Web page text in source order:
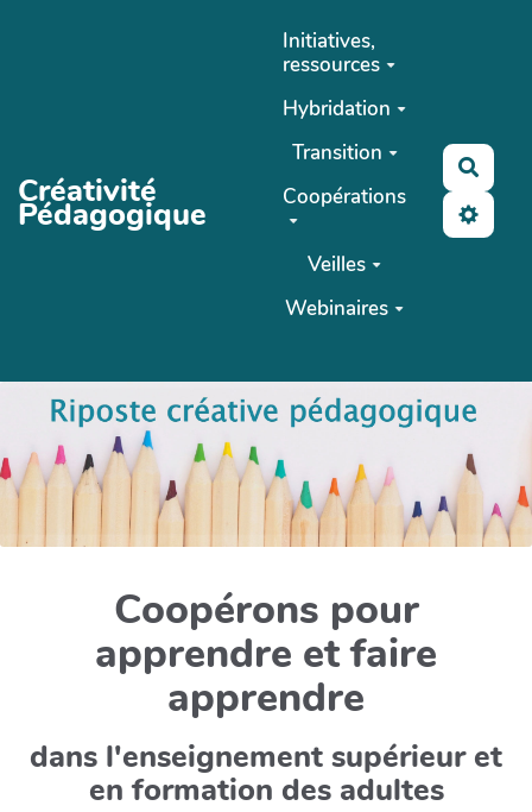
Créativité
Pédagogique
Initiatives,
ressources
Hybridation
Transition
Coopérations
Veilles
Webinaires
Coopérons pour
apprendre et faire
apprendre
dans l'enseignement supérieur et
en formation des adultes